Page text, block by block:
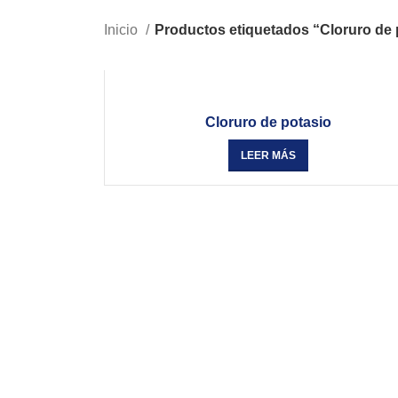
Inicio Productos etiquetados “Cloruro de
Cloruro de potasio
LEER MÁS